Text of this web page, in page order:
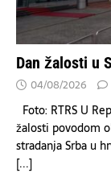
Dan žalosti u
04/08/2026
Foto: RTRS U
žalosti povodom
stradanja Srba u
[...]